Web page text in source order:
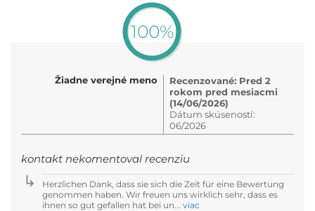
100%
Žiadne verejné meno
Recenzované: Pred 2
rokom pred mesiacmi
(14/06/2026)
Dátum skúseností:
06/2026
kontakt nekomentoval recenziu
Herzlichen Dank, dass sie sich die Zeit für eine Bewertung
genommen haben. Wir freuen uns wirklich sehr, dass es
ihnen so gut gefallen hat bei un... viac